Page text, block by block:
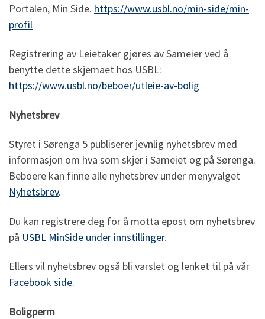
Portalen, Min Side. https://www.usbl.no/min-side/min-
profil
Registrering av Leietaker gjøres av Sameier ved å
benytte dette skjemaet hos USBL:
https://www.usbl.no/beboer/utleie-av-bolig
Nyhetsbrev
Styret i Sørenga 5 publiserer jevnlig nyhetsbrev med
informasjon om hva som skjer i Sameiet og på Sørenga.
Beboere kan finne alle nyhetsbrev under menyvalget
Nyhetsbrev.
Du kan registrere deg for å motta epost om nyhetsbrev
på USBL MinSide under innstillinger.
Ellers vil nyhetsbrev også bli varslet og lenket til på vår
Facebook side.
Boligperm